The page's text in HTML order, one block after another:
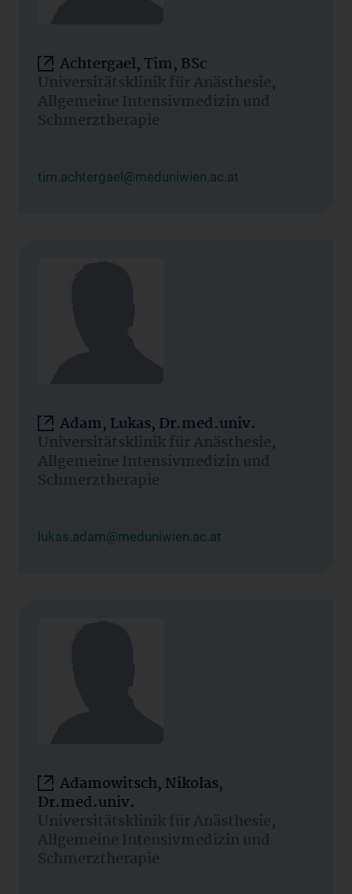
Achtergael, Tim, BSc
Universitätsklinik für Anästhesie,
Allgemeine Intensivmedizin und
Schmerztherapie
tim.achtergael@meduniwien.ac.at
Adam, Lukas, Dr.med.univ.
Universitätsklinik für Anästhesie,
Allgemeine Intensivmedizin und
Schmerztherapie
lukas.adam@meduniwien.ac.at
Adamowitsch, Nikolas,
Dr.med.univ.
Universitätsklinik für Anästhesie,
Allgemeine Intensivmedizin und
Schmerztherapie